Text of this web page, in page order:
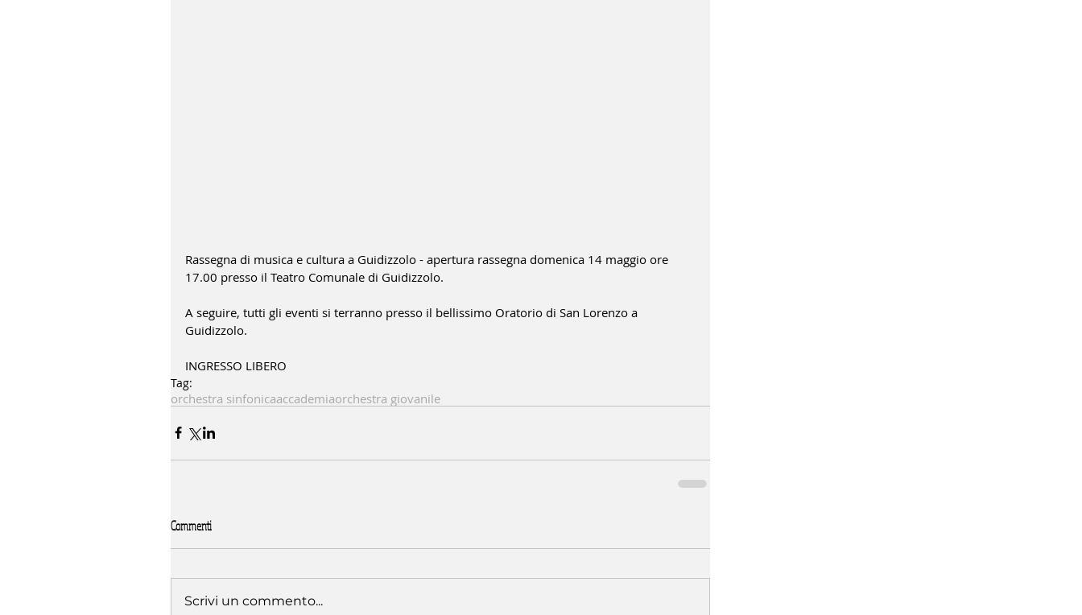
Rassegna di musica e cultura a Guidizzolo - apertura rassegna domenica 14 maggio ore
17.00 presso il Teatro Comunale di Guidizzolo.
A seguire, tutti gli eventi si terranno presso il bellissimo Oratorio di San Lorenzo a
Guidizzolo.
INGRESSO LIBERO
Tag:
orchestra sinfonicaaccademiaorchestra giovanile
Commenti
Scrivi un commento...